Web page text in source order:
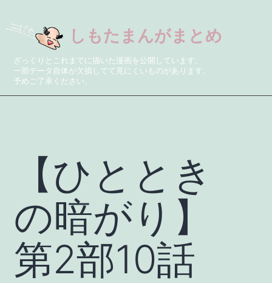
しもたまんがまとめ
ざっくりとこれまでに描いた漫画を公開しています。
一部データ自体が欠損してて見にくいものがあります。
予めご了承ください。
【ひととき
の暗がり】
第2部10話